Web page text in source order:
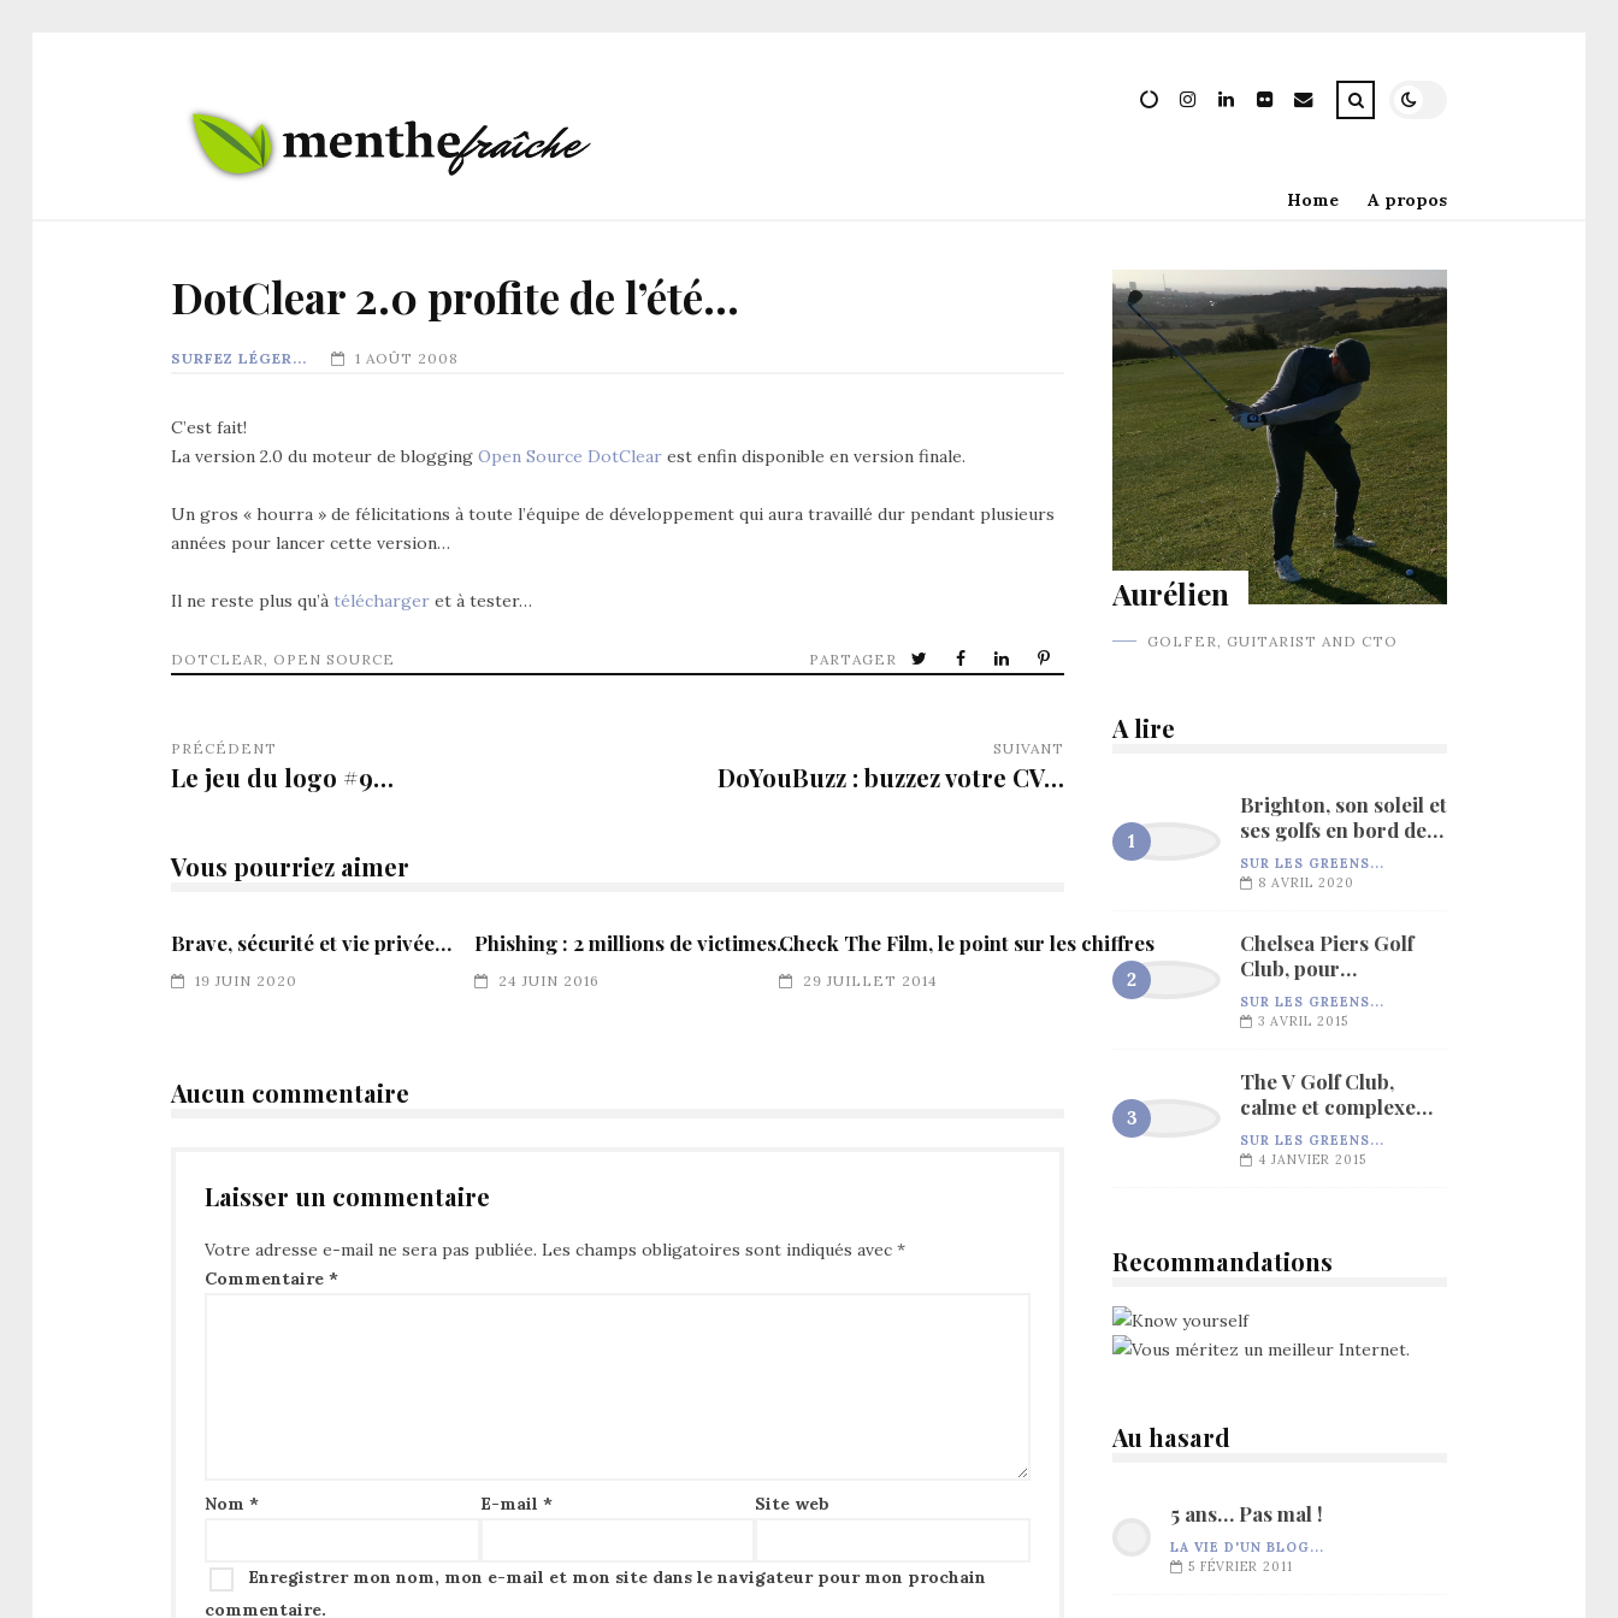
Home A propos
DotClear 2.0 profite de l’été…
SURFEZ LÉGER... 1 AOÛT 2008
C’est fait!
La version 2.0 du moteur de blogging Open Source DotClear est enfin disponible en version finale.
Un gros « hourra » de félicitations à toute l’équipe de développement qui aura travaillé dur pendant plusieurs
années pour lancer cette version…
Il ne reste plus qu’à télécharger et à tester…
DOTCLEAR OPEN SOURCE PARTAGER
PRÉCÉDENT
Le jeu du logo #9…
SUIVANT
DoYouBuzz : buzzez votre CV…
Vous pourriez aimer
Brave, sécurité et vie privée…
19 JUIN 2020
Phishing : 2 millions de victimes…
24 JUIN 2016
Check The Film, le point sur les chiffres
29 JUILLET 2014
Aucun commentaire
Laisser un commentaire
Votre adresse e-mail ne sera pas publiée. Les champs obligatoires sont indiqués avec *
Commentaire *
Nom * E-mail * Site web
Enregistrer mon nom, mon e-mail et mon site dans le navigateur pour mon prochain
commentaire.
Aurélien
GOLFER, GUITARIST AND CTO
A lire
Brighton, son soleil et
ses golfs en bord de
mer…
SUR LES GREENS...
8 AVRIL 2020
Chelsea Piers Golf
Club, pour
l’entraînement…
SUR LES GREENS...
3 AVRIL 2015
The V Golf Club,
calme et complexe…
SUR LES GREENS...
4 JANVIER 2015
Recommandations
Au hasard
5 ans… Pas mal !
LA VIE D'UN BLOG...
5 FÉVRIER 2011